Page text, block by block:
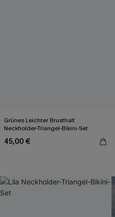
Grünes Leichter Brusthalt
Neckholder-Triangel-Bikini-Set
45,00 €